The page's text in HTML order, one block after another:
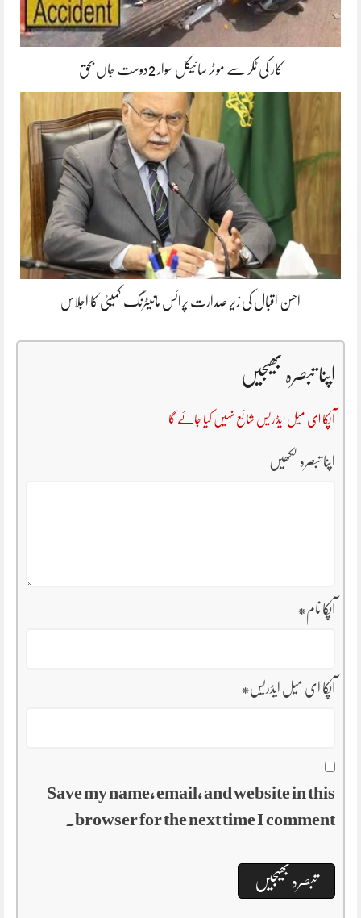
کار کی ٹکر سے موٹر سائیکل سوار 2دوست جاں بحق
احسن اقبال کی زیر صدارت پرائس مانیٹرنگ کمیٹی کا اجلاس
اپنا تبصرہ بھیجیں
آپکا ای میل ایڈریس شائع نہیں کیا جائے گا
اپنا تبصرہ لکھیں
آپکا نام*
آپکا ای میل ایڈریس*
Save my name, email, and website in this
browser for the next time I comment.